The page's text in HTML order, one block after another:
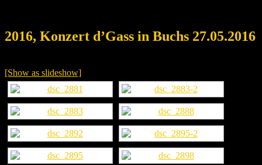
2016, Konzert d’Gass in Buchs 27.05.2016
[Show as slideshow]